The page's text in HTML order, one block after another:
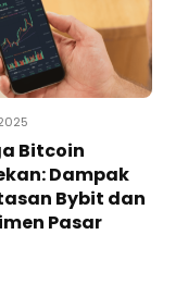
Bitcoin
Dampak
Bybit dan
Pasar